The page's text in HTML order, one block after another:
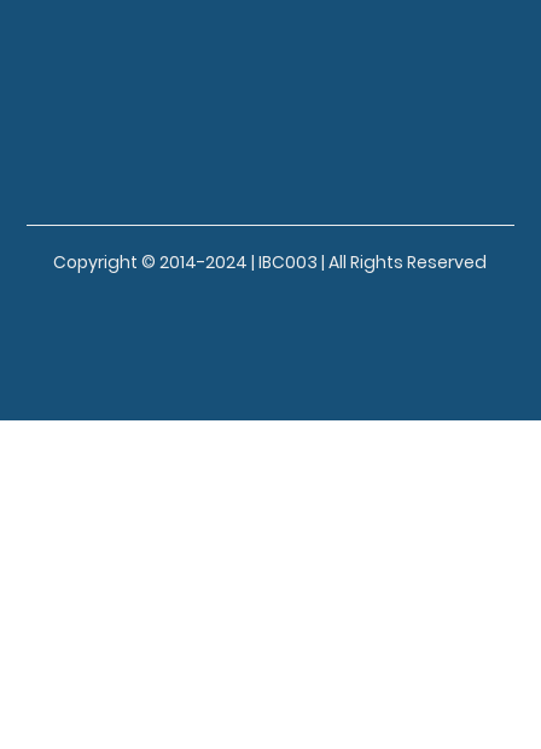
Copyright © 2014-2024 | IBC003 | All Rights Reserved